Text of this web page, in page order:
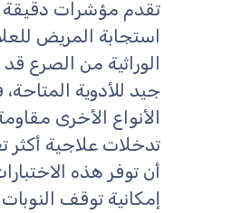
تقدم مؤشرات دقيقة
استجابة المريض
الوراثية من الصرع
جيد للأدوية
الأنواع الأخرى
تدخلات علاجية أكثر
أن توفر هذه
إمكانية توقف